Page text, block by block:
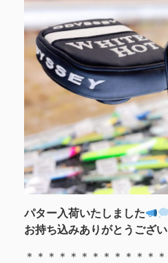
パター入荷いたしました
お持ち込みありがとうござ
＊＊＊＊＊＊＊＊＊＊＊＊